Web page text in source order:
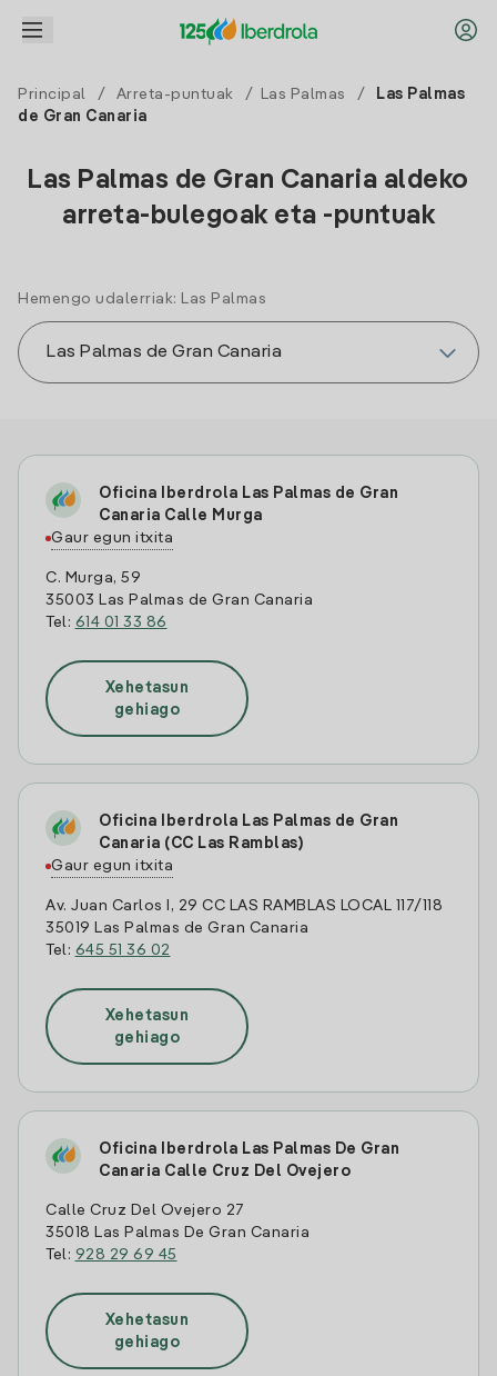
Principal / Arreta-puntuak / Las Palmas /
Las Palmas
de Gran Canaria
Las Palmas de Gran Canaria aldeko
arreta-bulegoak eta -puntuak
Hemengo udalerriak: Las Palmas
Oficina Iberdrola Las Palmas de Gran
Canaria Calle Murga
Gaur egun itxita
C. Murga, 59
35003 Las Palmas de Gran Canaria
Tel: 614 01 33 86
Xehetasun
gehiago
Oficina Iberdrola Las Palmas de Gran
Canaria (CC Las Ramblas)
Gaur egun itxita
Av. Juan Carlos I, 29 CC LAS RAMBLAS LOCAL 117/118
35019 Las Palmas de Gran Canaria
Tel: 645 51 36 02
Xehetasun
gehiago
Oficina Iberdrola Las Palmas De Gran
Canaria Calle Cruz Del Ovejero
Calle Cruz Del Ovejero 27
35018 Las Palmas De Gran Canaria
Tel: 928 29 69 45
Xehetasun
gehiago